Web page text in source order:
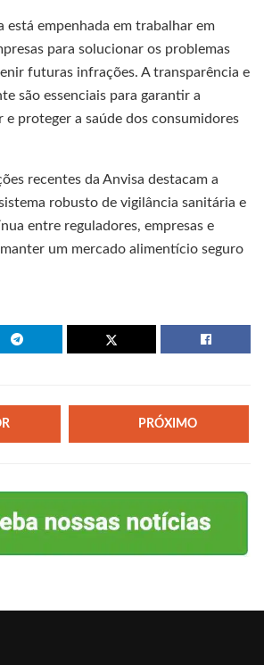
está empenhada em trabalhar em
para solucionar os problemas
futuras infrações. A transparência e
são essenciais para garantir a
e proteger a saúde dos consumidores
recentes da Anvisa destacam a
robusto de vigilância sanitária e
entre reguladores, empresas e
um mercado alimentício seguro
PRÓXIMO